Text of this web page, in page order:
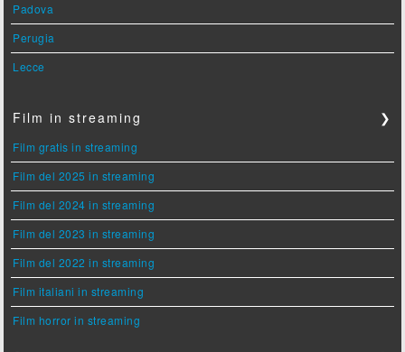
Padova
Perugia
Lecce
Film in streaming ❯
Film gratis in streaming
Film del 2025 in streaming
Film del 2024 in streaming
Film del 2023 in streaming
Film del 2022 in streaming
Film italiani in streaming
Film horror in streaming